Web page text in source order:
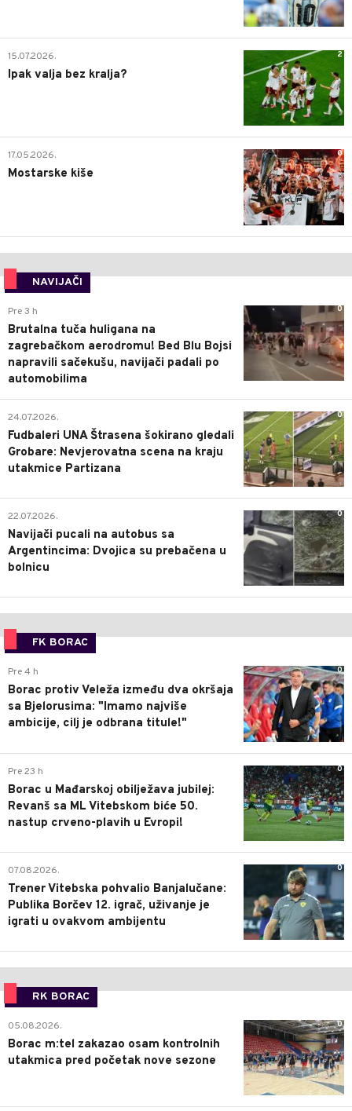
2
15.07.2026.
Ipak valja bez kralja?
0
17.05.2026.
Mostarske kiše
NAVIJAČI
0
Pre 3 h
Brutalna tuča huligana na
zagrebačkom aerodromu! Bed Blu Bojsi
napravili sačekušu, navijači padali po
automobilima
0
24.07.2026.
Fudbaleri UNA Štrasena šokirano gledali
Grobare: Nevjerovatna scena na kraju
utakmice Partizana
0
22.07.2026.
Navijači pucali na autobus sa
Argentincima: Dvojica su prebačena u
bolnicu
FK BORAC
0
Pre 4 h
Borac protiv Veleža između dva okršaja
sa Bjelorusima: "Imamo najviše
ambicije, cilj je odbrana titule!"
0
Pre 23 h
Borac u Mađarskoj obilježava jubilej:
Revanš sa ML Vitebskom biće 50.
nastup crveno-plavih u Evropi!
0
07.08.2026.
Trener Vitebska pohvalio Banjalučane:
Publika Borčev 12. igrač, uživanje je
igrati u ovakvom ambijentu
RK BORAC
0
05.08.2026.
Borac m:tel zakazao osam kontrolnih
utakmica pred početak nove sezone